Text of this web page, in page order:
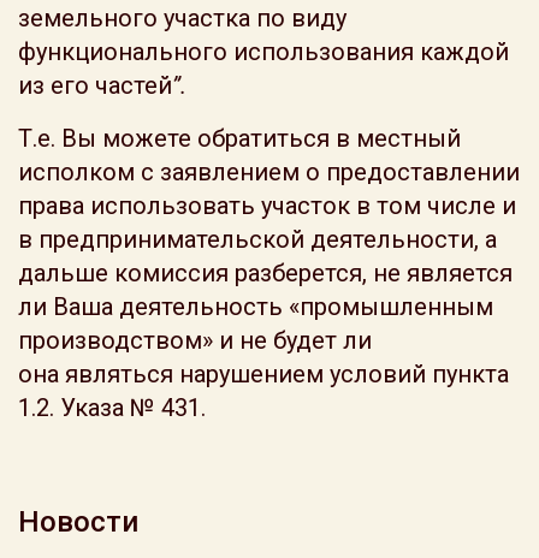
земельного участка по виду
функционального использования каждой
из его частей”.
Т.е. Вы можете обратиться в местный
исполком с заявлением о предоставлении
права использовать участок в том числе и
в предпринимательской деятельности, а
дальше комиссия разберется, не является
ли Ваша деятельность «промышленным
производством» и не будет ли
она являться нарушением условий пункта
1.2. Указа № 431.
Новости